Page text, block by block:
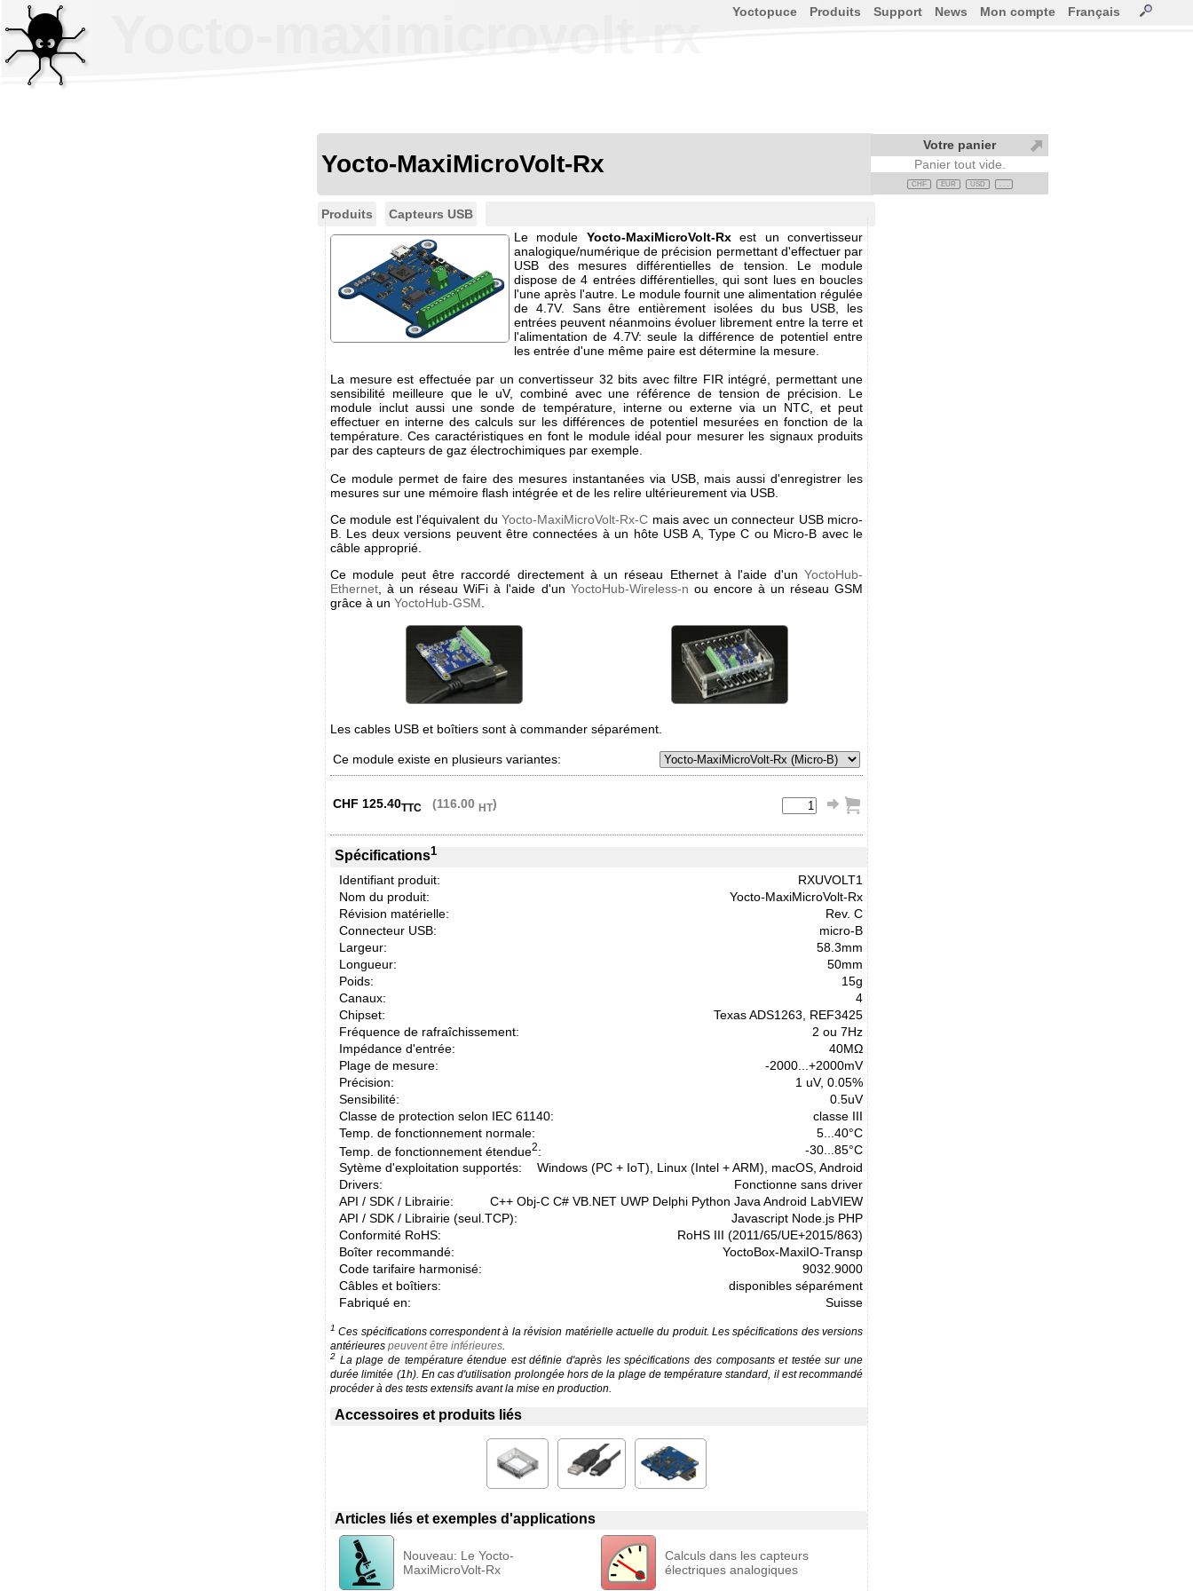
Yocto-MaxiMicroVolt-Rx
Produits
Capteurs USB
Le module Yocto-MaxiMicroVolt-Rxest un convertisseur
analogique/numérique de précision permettant d'effectuer par
USB des mesures différentielles de tension. Le module
dispose de 4 entrées différentielles, qui sont lues en boucles
l'une après l'autre. Le module fournit une alimentation régulée
de 4.7V. Sans être entièrement isolées du bus USB, les
entrées peuvent néanmoins évoluer librement entre la terre et
l'alimentation de 4.7V: seule la différence de potentiel entre
les entrée d'une même paire est détermine la mesure.
La mesure est effectuée par un convertisseur 32 bits avec filtre FIR intégré, permettant une
sensibilité meilleure que le uV, combiné avec une référence de tension de précision. Le
module inclut aussi une sonde de température, interne ou externe via un NTC, et peut
effectuer en interne des calculs sur les différences de potentiel mesurées en fonction de la
température. Ces caractéristiques en font le module idéal pour mesurer les signaux produits
par des capteurs de gaz électrochimiques par exemple.
Ce module permet de faire des mesures instantanées via USB, mais aussi d'enregistrer les
mesures sur une mémoire flash intégrée et de les relire ultérieurement via USB.
Ce module est l'équivalent duYocto-MaxiMicroVolt-Rx-C mais avec un connecteur USB micro-
B. Les deux versions peuvent être connectées à un hôte USB A, Type C ou Micro-B avec le
câble approprié.
Ce module peut être raccordé directement à un réseau Ethernet à l'aide d'un YoctoHub-
Ethernet , à un réseau WiFi à l'aide d'un YoctoHub-Wireless-n ou encore à un réseau GSM
grâce à un YoctoHub-GSM
Les cables USB et boîtiers sont à commander séparément.
Ce module existe en plusieurs variantes:
CHF 125.40TTC (116.00 HT)
Spécifications1
Identifiant produit:
RXUVOLT1
Nom du produit:
Yocto-MaxiMicroVolt-Rx
Révision matérielle:
Rev. C
Connecteur USB:
micro-B
Largeur:
58.3mm
Longueur:
50mm
Poids:
15g
Canaux:
4
Chipset:
Texas ADS1263, REF3425
Fréquence de rafraîchissement:
2 ou 7Hz
Impédance d'entrée:
40MΩ
Plage de mesure:
-2000...+2000mV
Précision:
1 uV, 0.05%
Sensibilité:
0.5uV
Classe de protection selon IEC 61140:
classe III
Temp. de fonctionnement normale:
5...40°C
Temp. de fonctionnement étendue2:
-30...85°C
Sytème d'exploitation supportés:
Windows (PC + IoT), Linux (Intel + ARM), macOS, Android
Drivers:
Fonctionne sans driver
API / SDK / Librairie:
C++ Obj-C C# VB.NET UWP Delphi Python Java Android LabVIEW
API / SDK / Librairie (seul.TCP):
Javascript Node.js PHP
Conformité RoHS:
RoHS III (2011/65/UE+2015/863)
Boîter recommandé:
YoctoBox-MaxiIO-Transp
Code tarifaire harmonisé:
9032.9000
Câbles et boîtiers:
disponibles séparément
Fabriqué en:
Suisse
1 Ces spécifications correspondent à la révision matérielle actuelle du produit. Les spécifications des versions
antérieures peuvent être inférieures
2 La plage de température étendue est définie d'après les spécifications des composants et testée sur une
durée limitée (1h). En cas d'utilisation prolongée hors de la plage de température standard, il est recommandé
procéder à des tests extensifs avant la mise en production.
Accessoires et produits liés
Articles liés et exemples d'applications
Nouveau: Le Yocto-
MaxiMicroVolt-Rx
Calculs dans les capteurs
électriques analogiques
Yoctopuce Produits Support News Mon compte Français
Votre panier
Panier tout vide.
CHF EUR USD . . .